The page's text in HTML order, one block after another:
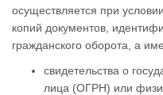
осуществляется при
копий документов,
гражданского оборота, а
свидетельства о
лица (ОГРН) или